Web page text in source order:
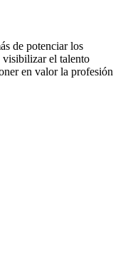
de potenciar los
visibilizar el talento
en valor la profesión